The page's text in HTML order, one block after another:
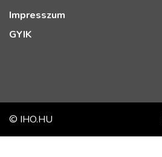
Impresszum
GYIK
© IHO.HU